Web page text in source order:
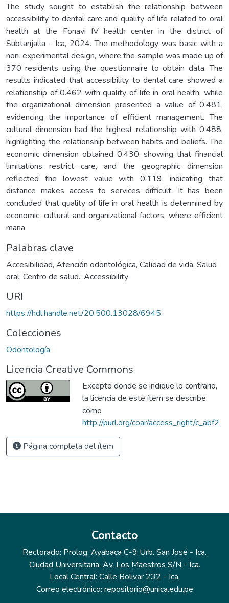
The study sought to establish the relationship between
accessibility to dental care and quality of life related to oral
health at the Fonavi IV health center in the district of
Subtanjalla - Ica, 2024. The methodology was basic with a
non-experimental design, where the sample was made up of
370 residents using the questionnaire to obtain data. The
results indicated that accessibility to dental care showed a
relationship of 0.462 with quality of life in oral health, while
the organizational dimension presented a value of 0.481,
evidencing the importance of efficient management. The
cultural dimension had the highest relationship with 0.488,
highlighting the relationship between habits and beliefs. The
economic dimension obtained 0.430, showing that financial
limitations restrict care, and the geographic dimension
reflected the lowest value with 0.119, indicating that
distance makes access to services difficult. It has been
concluded that quality of life in oral health is determined by
economic, cultural and organizational factors, where efficient
mana
Palabras clave
Accesibilidad, Atención odontológica, Calidad de vida, Salud
oral, Centro de salud., Accessibility
URI
https://hdl.handle.net/20.500.13028/6945
Colecciones
Odontología
Licencia Creative Commons
Excepto donde se indique lo contrario,
la licencia de este ítem se describe
como
http://purl.org/coar/access_right/c_abf2
Página completa del ítem
Contacto
Rectorado: Prolog. Ayabaca C-9 Urb. San José - Ica.
Ciudad Universitaria: Av. Los Maestros S/N - Ica.
Local Central: Calle Bolivar 232 - Ica.
Correo electrónico: repositorio@unica.edu.pe